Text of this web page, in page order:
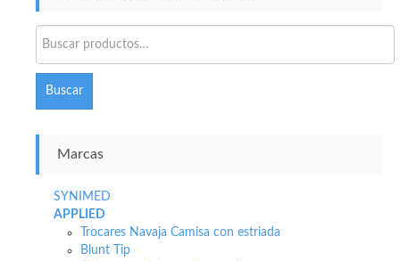
por:
Buscar
Marcas
SYNIMED
APPLIED
Trocares Navaja Camisa con estriada
Blunt Tip